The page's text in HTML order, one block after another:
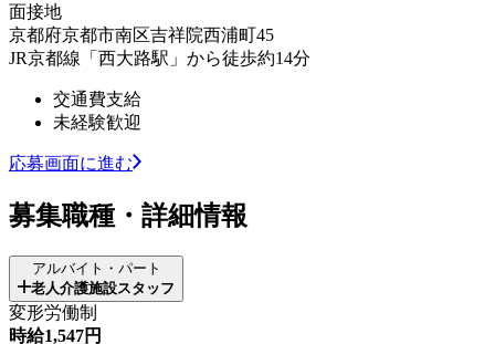
面接地
京都府京都市南区吉祥院西浦町45
JR京都線「西大路駅」から徒歩約14分
交通費支給
未経験歓迎
応募画面に進む
募集職種・詳細情報
アルバイト・パート
老人介護施設スタッフ
変形労働制
時給1,547円